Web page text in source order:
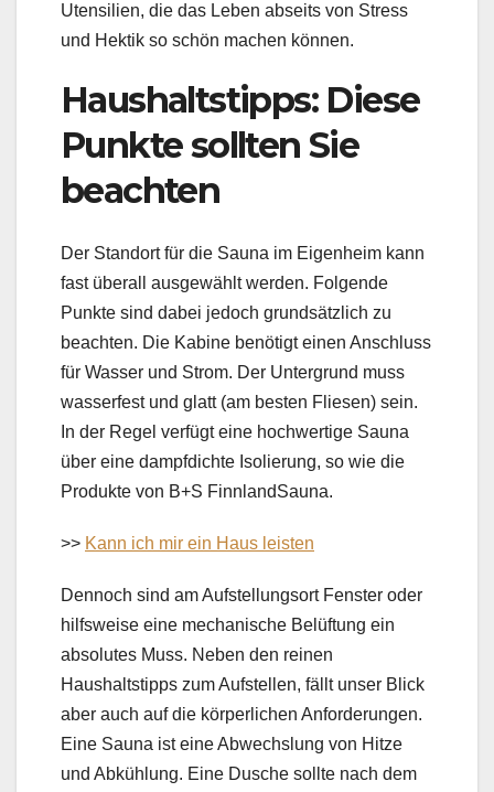
Utensilien, die das Leben abseits von Stress
und Hektik so schön machen können.
Haushaltstipps: Diese
Punkte sollten Sie
beachten
Der Standort für die Sauna im Eigenheim kann
fast überall ausgewählt werden. Folgende
Punkte sind dabei jedoch grundsätzlich zu
beachten. Die Kabine benötigt einen Anschluss
für Wasser und Strom. Der Untergrund muss
wasserfest und glatt (am besten Fliesen) sein.
In der Regel verfügt eine hochwertige Sauna
über eine dampfdichte Isolierung, so wie die
Produkte von B+S FinnlandSauna.
>> Kann ich mir ein Haus leisten
Dennoch sind am Aufstellungsort Fenster oder
hilfsweise eine mechanische Belüftung ein
absolutes Muss. Neben den reinen
Haushaltstipps zum Aufstellen, fällt unser Blick
aber auch auf die körperlichen Anforderungen.
Eine Sauna ist eine Abwechslung von Hitze
und Abkühlung. Eine Dusche sollte nach dem